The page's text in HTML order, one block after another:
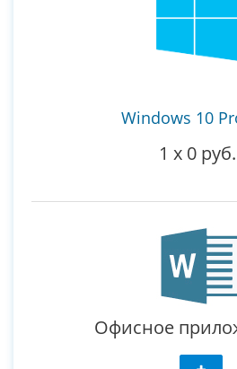
Windows 10
1 x 0 руб.
Офисное